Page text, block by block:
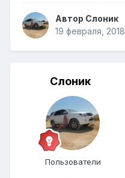
Автор Слоник
19 февраля, 2018
Слоник
Пользователи